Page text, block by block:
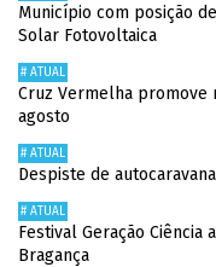
Município com posição
Solar Fotovoltaica
# ATUAL
Cruz Vermelha promove
agosto
# ATUAL
Despiste de
# ATUAL
Festival Geração Ciência
Bragança